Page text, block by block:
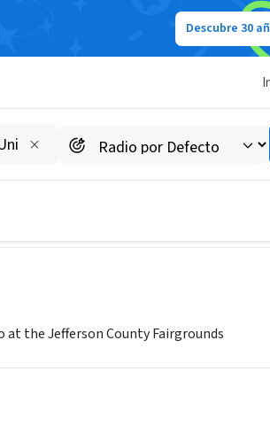
Descubre 30
at the Jefferson County Fairgrounds